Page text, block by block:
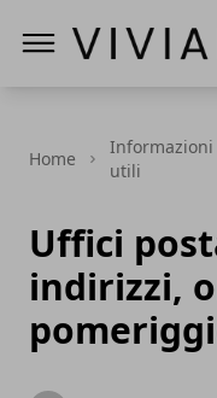
Home
Informazioni
utili
Uffici
indirizzi,